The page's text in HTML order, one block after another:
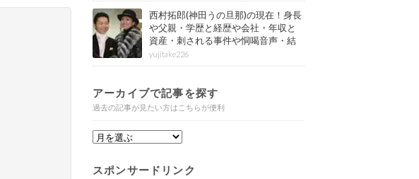
西村拓郎(神田うの旦那)の現在！身長
や父親・学歴と経歴や会社・年収と
資産・刺される事件や恫喝音声・結
婚と子供や自宅・脳梗塞の病気もま
とめ
yujitake226
アーカイブで記事を探す
過去の記事が見たい方はこちらが便利
スポンサードリンク